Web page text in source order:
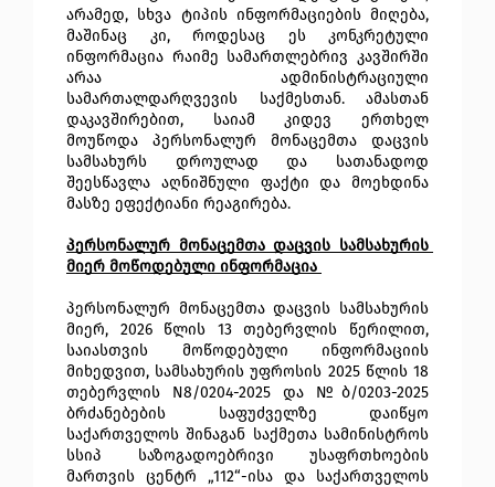
არამედ, სხვა ტიპის ინფორმაციების მიღება,
მაშინაც კი, როდესაც ეს კონკრეტული
ინფორმაცია რაიმე სამართლებრივ კავშირში
არაა ადმინისტრაციული
სამართალდარღვევის საქმესთან. ამასთან
დაკავშირებით, საიამ კიდევ ერთხელ
მოუწოდა პერსონალურ მონაცემთა დაცვის
სამსახურს დროულად და სათანადოდ
შეესწავლა აღნიშნული ფაქტი და მოეხდინა
მასზე ეფექტიანი რეაგირება.
პერსონალურ მონაცემთა დაცვის სამსახურის
მიერ მოწოდებული ინფორმაცია
პერსონალურ მონაცემთა დაცვის სამსახურის
მიერ, 2026 წლის 13 თებერვლის წერილით,
საიასთვის მოწოდებული ინფორმაციის
მიხედვით, სამსახურის უფროსის 2025 წლის 18
თებერვლის N8/0204-2025 და №ბ/0203-2025
ბრძანებების საფუძველზე დაიწყო
საქართველოს შინაგან საქმეთა სამინისტროს
სსიპ საზოგადოებრივი უსაფრთხოების
მართვის ცენტრ „112“-ისა და საქართველოს